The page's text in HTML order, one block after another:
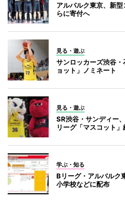
アルバルク東京、新
らに寄付へ
見る・遊ぶ
サンロッカーズ渋谷
ョット」ノミネート
見る・遊ぶ
SR渋谷・サンディー
リーグ「マスコット」
学ぶ・知る
Bリーグ・アルバルク
小学校などに配布